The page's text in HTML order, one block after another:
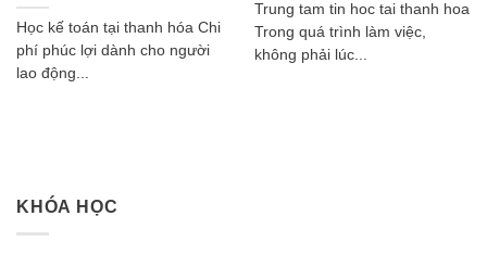
Học kế toán tại thanh hóa Chi
phí phúc lợi dành cho người
lao động...
Trung tam tin hoc tai thanh hoa
Trong quá trình làm việc,
không phải lúc...
KHÓA HỌC